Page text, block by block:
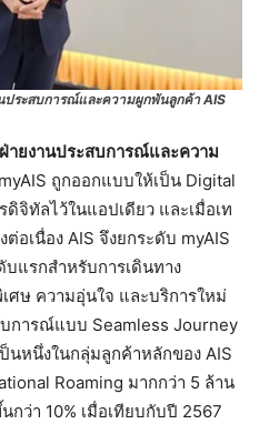
ประสบการณ์และความผูกพันลูกค้า AIS
ายงานประสบการณ์และความ
ถูกออกแบบให้เป็น Digital
จิทัลไว้ในแอปเดียว และเมื่อเท
อเนื่อง AIS จึงยกระดับ myAIS
แรกสำหรับการเดินทาง
ศษ ความอุ่นใจ และบริการใหม่
การณ์แบบ Seamless Journey
นหนึ่งในกลุ่มลูกค้าหลักของ AIS
Roaming มากกว่า 5 ล้าน
ว่า 10% เมื่อเทียบกับปี 2567